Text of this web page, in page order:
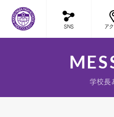
SNS ア
学校長